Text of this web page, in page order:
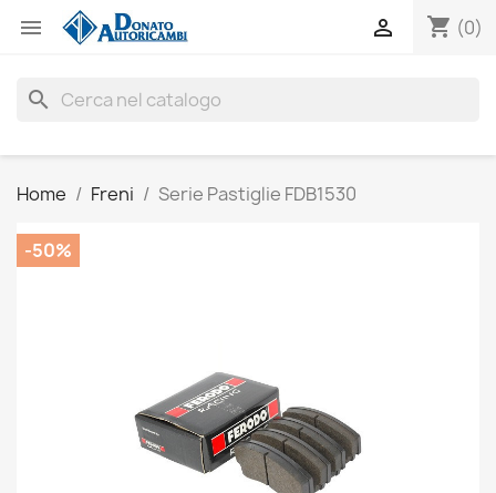
 shopping_cart (0)

search
Home Freni Serie Pastiglie FDB1530
-50%